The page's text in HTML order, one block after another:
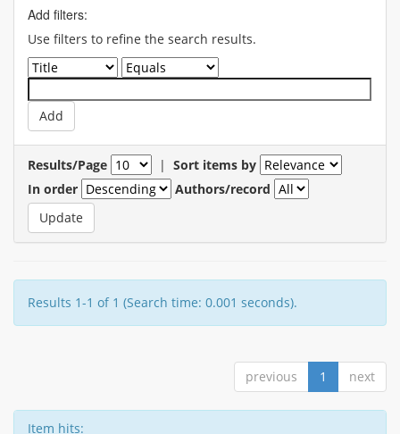
Add filters:
Use filters to refine the search results.
Results/Page | Sort items by
In order
Authors/record
Results 1-1 of 1 (Search time: 0.001 seconds).
previous 1 next
Item hits: